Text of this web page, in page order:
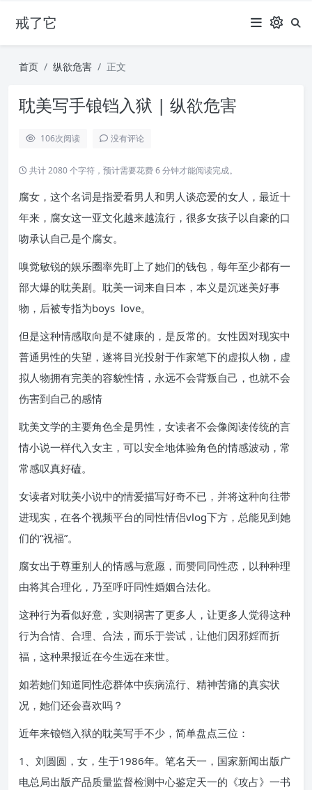
戒了它
首页 纵欲危害 正文
耽美写手锒铛入狱 | 纵欲危害
106次阅读 没有评论
共计 2080 个字符，预计需要花费 6 分钟才能阅读完成。
腐女，这个名词是指爱看男人和男人谈恋爱的女人，最近十
年来，腐女这一亚文化越来越流行，很多女孩子以自豪的口
吻承认自己是个腐女。
嗅觉敏锐的娱乐圈率先盯上了她们的钱包，每年至少都有一
部大爆的耽美剧。耽美一词来自日本，本义是沉迷美好事
物，后被专指为boys love。
但是这种情感取向是不健康的，是反常的。女性因对现实中
普通男性的失望，遂将目光投射于作家笔下的虚拟人物，虚
拟人物拥有完美的容貌性情，永远不会背叛自己，也就不会
伤害到自己的感情
耽美文学的主要角色全是男性，女读者不会像阅读传统的言
情小说一样代入女主，可以安全地体验角色的情感波动，常
常感叹真好磕。
女读者对耽美小说中的情爱描写好奇不已，并将这种向往带
进现实，在各个视频平台的同性情侣vlog下方，总能见到她
们的“祝福”。
腐女出于尊重别人的情感与意愿，而赞同同性恋，以种种理
由将其合理化，乃至呼吁同性婚姻合法化。
这种行为看似好意，实则祸害了更多人，让更多人觉得这种
行为合情、合理、合法，而乐于尝试，让他们因邪婬而折
福，这种果报近在今生远在来世。
如若她们知道同性恋群体中疾病流行、精神苦痛的真实状
况，她们还会喜欢吗？
近年来锒铛入狱的耽美写手不少，简单盘点三位：
1、刘圆圆，女，生于1986年。笔名天一，国家新闻出版广
电总局出版产品质量监督检测中心鉴定天一的《攻占》一书